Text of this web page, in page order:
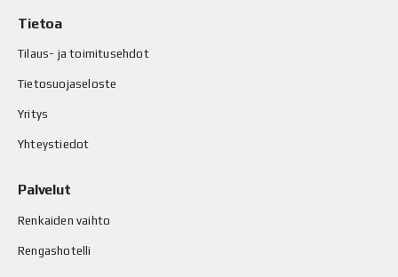
Tietoa
Tilaus- ja toimitusehdot
Tietosuojaseloste
Yritys
Yhteystiedot
Palvelut
Renkaiden vaihto
Rengashotelli